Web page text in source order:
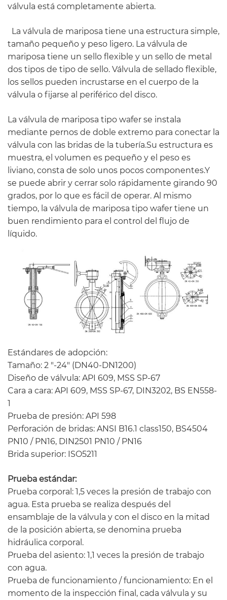
válvula está completamente abierta.
La válvula de mariposa tiene una estructura simple,
tamaño pequeño y peso ligero. La válvula de
mariposa tiene un sello flexible y un sello de metal
dos tipos de tipo de sello. Válvula de sellado flexible,
los sellos pueden incrustarse en el cuerpo de la
válvula o fijarse al periférico del disco.
La válvula de mariposa tipo wafer se instala
mediante pernos de doble extremo para conectar la
válvula con las bridas de la tubería.Su estructura es
muestra, el volumen es pequeño y el peso es
liviano, consta de solo unos pocos componentes.Y
se puede abrir y cerrar solo rápidamente girando 90
grados, por lo que es fácil de operar. Al mismo
tiempo, la válvula de mariposa tipo wafer tiene un
buen rendimiento para el control del flujo de
líquido.
Estándares de adopción:
Tamaño: 2 "-24" (DN40-DN1200)
Diseño de válvula: API 609, MSS SP-67
Cara a cara: API 609, MSS SP-67, DIN3202, BS EN558-
1
Prueba de presión: API 598
Perforación de bridas: ANSI B16.1 class150, BS4504
PN10 / PN16, DIN2501 PN10 / PN16
Brida superior: ISO5211
Prueba estándar:
Prueba corporal: 1,5 veces la presión de trabajo con
agua. Esta prueba se realiza después del
ensamblaje de la válvula y con el disco en la mitad
de la posición abierta, se denomina prueba
hidráulica corporal.
Prueba del asiento: 1,1 veces la presión de trabajo
con agua.
Prueba de funcionamiento / funcionamiento: En el
momento de la inspección final, cada válvula y su